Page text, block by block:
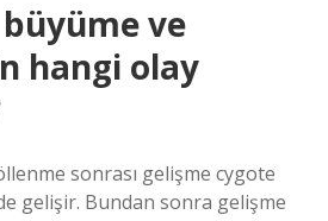
ve
hangi olay
sonrası gelişme cygote
gelişir. Bundan sonra gelişme